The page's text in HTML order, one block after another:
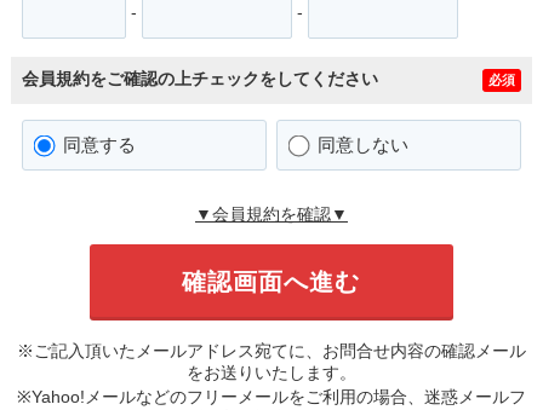
- -
会員規約をご確認の上チェックをしてください 必須
同意する 同意しない
▼会員規約を確認▼
※ご記入頂いたメールアドレス宛てに、お問合せ内容の確認メール
をお送りいたします。
※Yahoo!メールなどのフリーメールをご利用の場合、迷惑メールフ